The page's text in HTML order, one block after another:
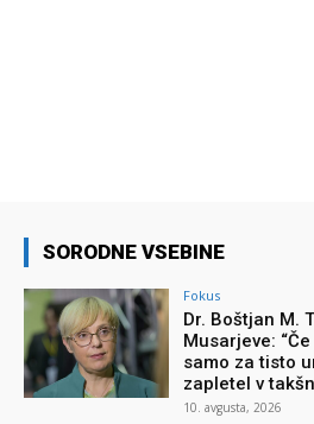
SORODNE VSEBINE
Fokus
Dr. Boštjan M.
Musarjeve:
samo za tisto
zapletel v
10. avgusta, 2026